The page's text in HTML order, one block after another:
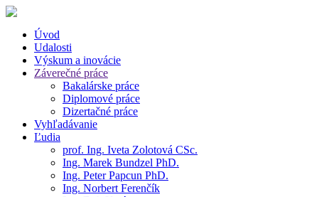
Úvod
Udalosti
Výskum a inovácie
Záverečné práce
Bakalárske práce
Diplomové práce
Dizertačné práce
Vyhľadávanie
Ľudia
prof. Ing. Iveta Zolotová CSc.
Ing. Marek Bundzel PhD.
Ing. Peter Papcun PhD.
Ing. Norbert Ferenčík